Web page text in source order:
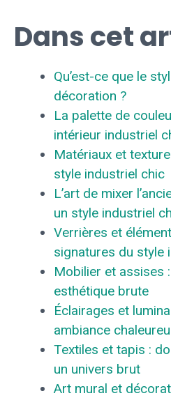
Dans cet
Qu’est-ce que le
décoration ?
La palette de
intérieur industriel
Matériaux et
style industriel chic
L’art de mixer
un style industriel
Verrières et
signatures du style
Mobilier et assises
esthétique brute
Éclairages et
ambiance
Textiles et tapis :
un univers brut
Art mural et